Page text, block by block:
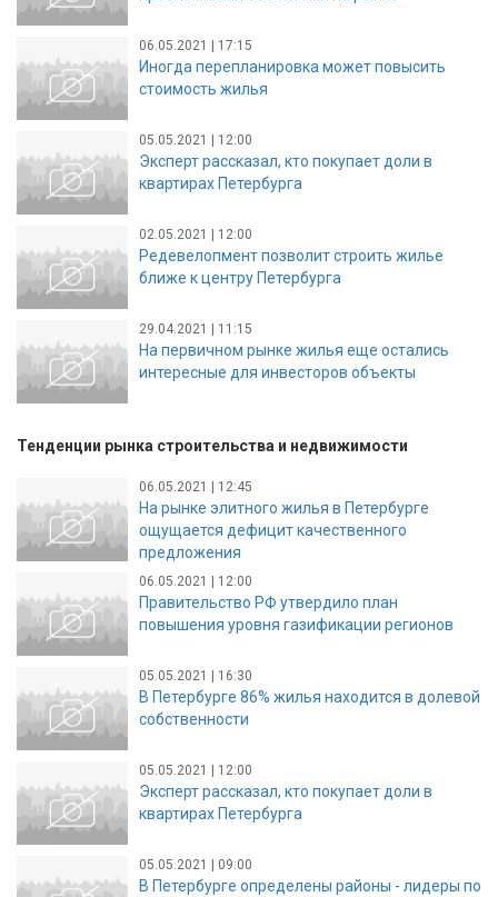
06.05.2021 | 17:15
Иногда перепланировка может повысить
стоимость жилья
05.05.2021 | 12:00
Эксперт рассказал, кто покупает доли в
квартирах Петербурга
02.05.2021 | 12:00
Редевелопмент позволит строить жилье
ближе к центру Петербурга
29.04.2021 | 11:15
На первичном рынке жилья еще остались
интересные для инвесторов объекты
Тенденции рынка строительства и недвижимости
06.05.2021 | 12:45
На рынке элитного жилья в Петербурге
ощущается дефицит качественного
предложения
06.05.2021 | 12:00
Правительство РФ утвердило план
повышения уровня газификации регионов
05.05.2021 | 16:30
В Петербурге 86% жилья находится в долевой
собственности
05.05.2021 | 12:00
Эксперт рассказал, кто покупает доли в
квартирах Петербурга
05.05.2021 | 09:00
В Петербурге определены районы - лидеры по